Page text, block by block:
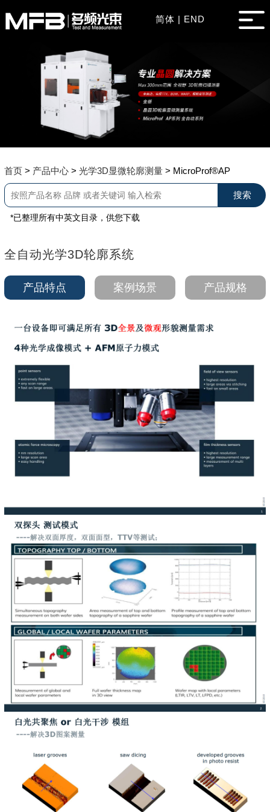
简体 | END
首页> 产品中心> 光学3D显微轮廓测量> MicroProf®AP
*已整理所有中英文目录，供您下载
全自动光学3D轮廓系统
产品特点 案例场景 产品规格